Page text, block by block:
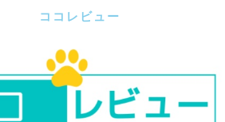
ココレビュー